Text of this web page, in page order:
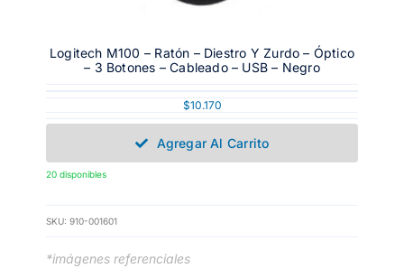
Logitech M100 – Ratón – Diestro Y Zurdo – Óptico
– 3 Botones – Cableado – USB – Negro
$10.170
Agregar Al Carrito
20 disponibles
SKU: 910-001601
*imágenes referenciales